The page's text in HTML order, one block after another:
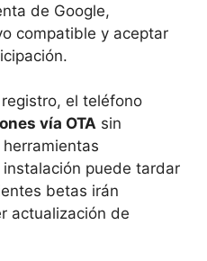
de Google,
compatible y aceptar
el teléfono
vía OTA sin
puede tardar
betas irán
actualización de